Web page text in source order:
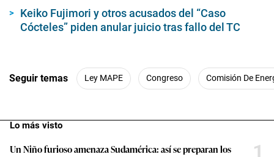
Keiko Fujimori y otros acusados del “Caso
Cócteles” piden anular juicio tras fallo del TC
Seguir temas Ley MAPE Congreso Comisión De
Lo más visto
Un Niño furioso amenaza Sudamérica: así se preparan los
1